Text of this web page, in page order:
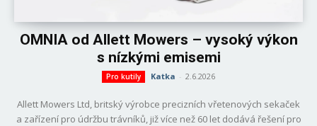
OMNIA od Allett Mowers – vysoký výkon
s nízkými emisemi
Pro kutily Katka - 2.6.2026
Allett Mowers Ltd, britský výrobce precizních vřetenových sekaček
a zařízení pro údržbu trávníků, již více než 60 let dodává řešení pro